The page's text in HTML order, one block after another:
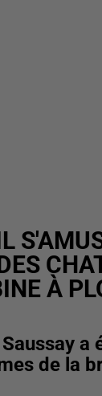
À
a
de la